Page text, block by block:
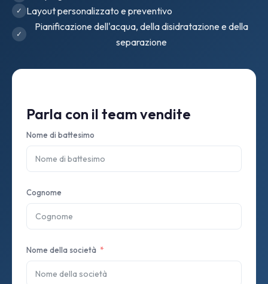
Layout personalizzato e preventivo
Pianificazione dell'acqua, della disidratazione e della
separazione
Parla con il team vendite
Nome di battesimo
Cognome
Nome della società